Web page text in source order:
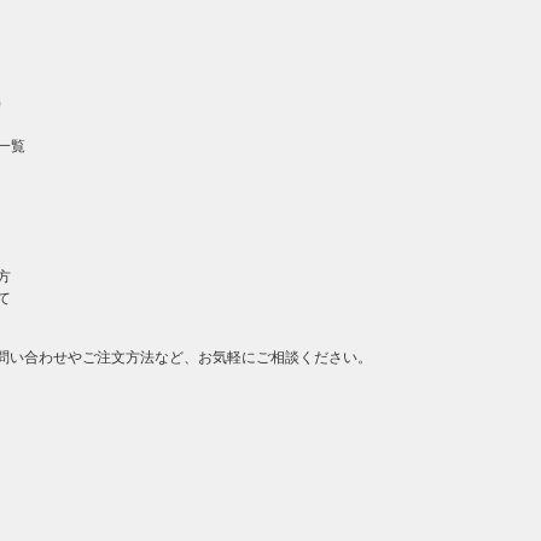
覧
い合わせやご注文方法など、お気軽にご相談ください。